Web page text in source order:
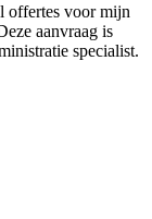
offertes voor mijn
aanvraag is
specialist.